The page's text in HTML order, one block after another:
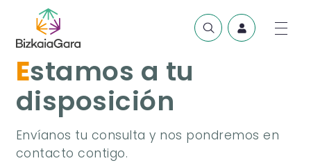
Estamos a tu
disposición
Envíanos tu consulta y nos pondremos en
contacto contigo.